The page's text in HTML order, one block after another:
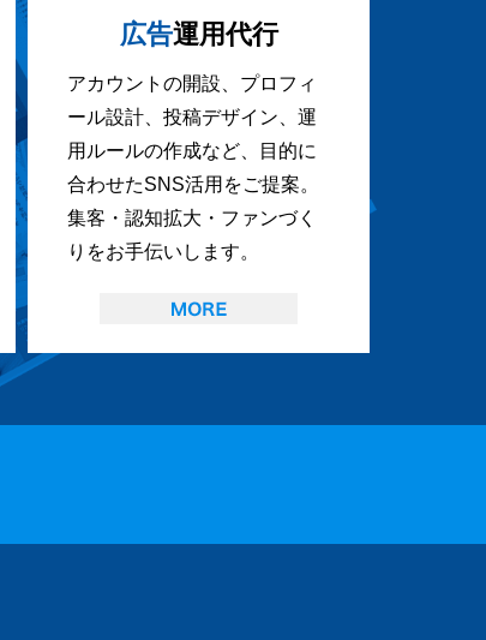
広告運用代行
アカウントの開設、プロフィ
ール設計、投稿デザイン、運
用ルールの作成など、目的に
合わせたSNS活用をご提案。
集客・認知拡大・ファンづく
りをお手伝いします。